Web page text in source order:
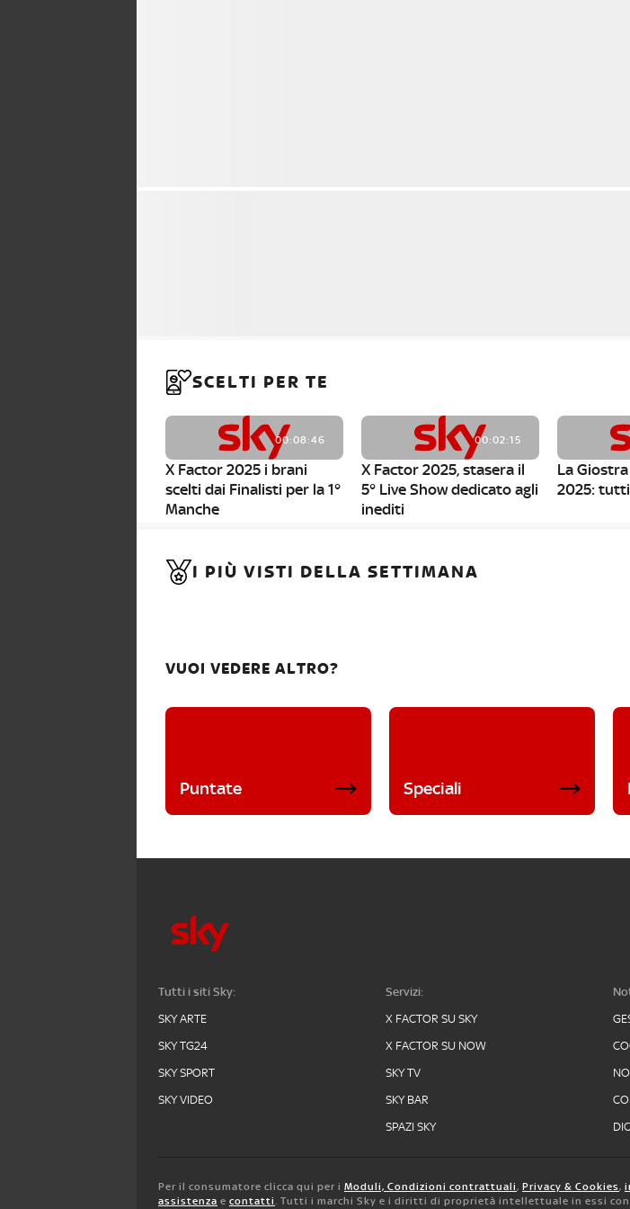
SCELTI PER TE
00:08:46
X Factor 2025 i brani
scelti dai Finalisti per la 1°
Manche
00:02:15
X Factor 2025, stasera il
5° Live Show dedicato agli
inediti
La
2025:
I PIÙ VISTI DELLA SETTIMANA
VUOI VEDERE ALTRO?
Puntate Speciali
Tutti i siti Sky:
SKY ARTE
SKY TG24
SKY SPORT
SKY VIDEO
Servizi:
X FACTOR SU SKY
X FACTOR SU NOW
SKY TV
SKY BAR
SPAZI SKY
Per il consumatore clicca qui per i Moduli, Condizioni contrattuali, Privacy & Cookies,
assistenza e contatti. Tutti i marchi Sky e i diritti di proprietà intellettuale in essi